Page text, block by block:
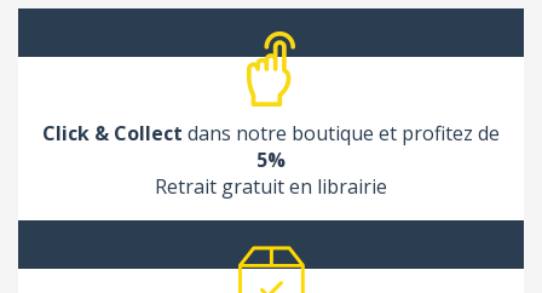
Click & Collect dans notre boutique et profitez de
5%
Retrait gratuit en librairie